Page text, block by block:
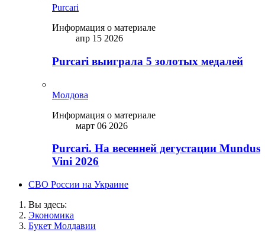
Purcari
Информация о материале
апр 15 2026
Purcari выиграла 5 золотых медалей
Молдова
Информация о материале
март 06 2026
Purcari. На весенней дегустации Mundus
Vini 2026
СВО России на Украине
Вы здесь:
Экономика
Букет Молдавии